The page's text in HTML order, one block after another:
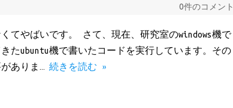
0件のコメント
てやばいです。 さて、現在、研究室のwindows機で
たubuntu機で書いたコードを実行しています。その
ありま… 続きを読む »